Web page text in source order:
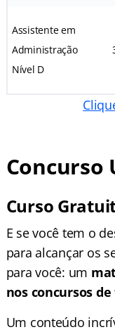
Assistente em
Administração
Nível D
Concurso
Curso
E se você tem o
para alcançar os
para você: um
nos concursos
Um conteúdo